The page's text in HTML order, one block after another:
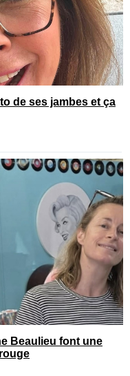
de ses jambes et ça
Beaulieu font une